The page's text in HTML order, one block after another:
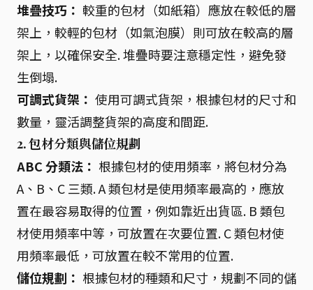
堆疊技巧： 較重的包材（如紙箱）應放在較低的層
架上，較輕的包材（如氣泡膜）則可放在較高的層
架上，以確保安全. 堆疊時要注意穩定性，避免發
生倒塌.
可調式貨架： 使用可調式貨架，根據包材的尺寸和
數量，靈活調整貨架的高度和間距.
2. 包材分類與儲位規劃
ABC 分類法： 根據包材的使用頻率，將包材分為
A、B、C 三類. A 類包材是使用頻率最高的，應放
置在最容易取得的位置，例如靠近出貨區. B 類包
材使用頻率中等，可放置在次要位置. C 類包材使
用頻率最低，可放置在較不常用的位置.
儲位規劃： 根據包材的種類和尺寸，規劃不同的儲